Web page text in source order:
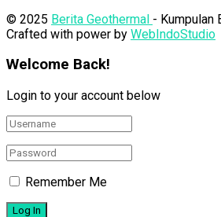
© 2025 Berita Geothermal - Kumpulan
Crafted with power by WebIndoStudio
Welcome Back!
Login to your account below
Remember Me